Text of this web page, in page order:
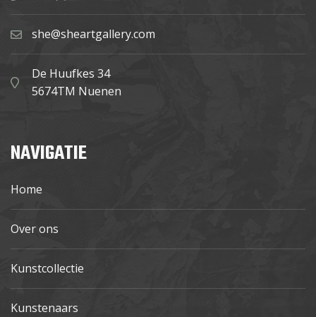
she@sheartgallery.com
De Huufkes 34
5674TM Nuenen
NAVIGATIE
Home
Over ons
Kunstcollectie
Kunstenaars